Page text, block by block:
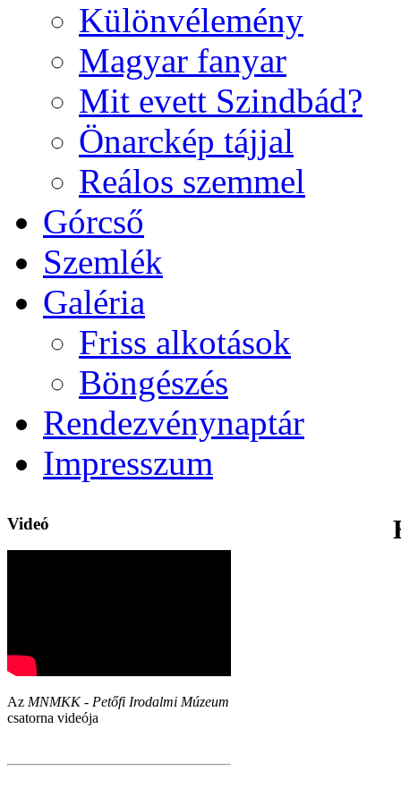
Különvélemény
Magyar fanyar
Mit evett Szindbád?
Önarckép tájjal
Reálos szemmel
Górcső
Szemlék
Galéria
Friss alkotások
Böngészés
Rendezvénynaptár
Impresszum
Videó
Az MNMKK - Petőfi Irodalmi Múzeum
csatorna videója